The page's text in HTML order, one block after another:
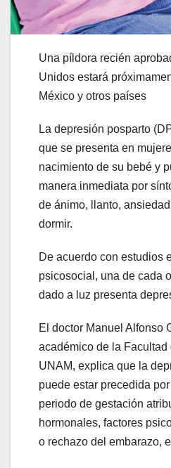
Una píldora recién
Unidos estará
México y otros países
La depresión posparto
que se presenta en
nacimiento de su bebé y
manera inmediata por
de ánimo, llanto,
dormir.
De acuerdo con estudios
psicosocial, una de cada
dado a luz presenta
El doctor Manuel Alfonso
académico de la
UNAM, explica que la
puede estar precedida
periodo de gestación
hormonales, factores
o rechazo del embarazo,